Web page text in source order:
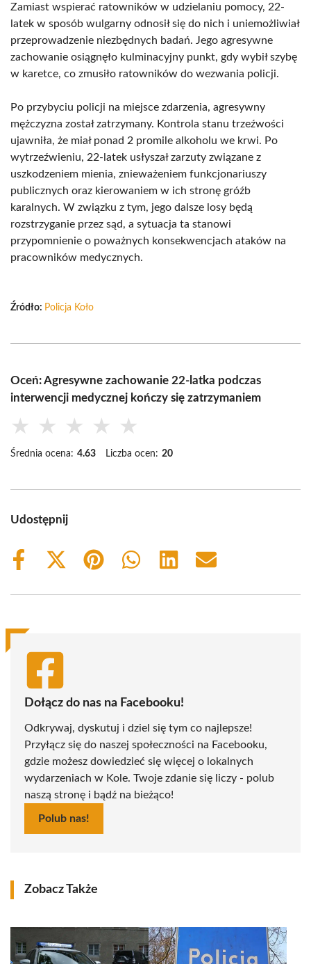
Zamiast wspierać ratowników w udzielaniu pomocy, 22-
latek w sposób wulgarny odnosił się do nich i uniemożliwiał
przeprowadzenie niezbędnych badań. Jego agresywne
zachowanie osiągnęło kulminacyjny punkt, gdy wybił szybę
w karetce, co zmusiło ratowników do wezwania policji.
Po przybyciu policji na miejsce zdarzenia, agresywny
mężczyzna został zatrzymany. Kontrola stanu trzeźwości
ujawniła, że miał ponad 2 promile alkoholu we krwi. Po
wytrzeźwieniu, 22-latek usłyszał zarzuty związane z
uszkodzeniem mienia, znieważeniem funkcjonariuszy
publicznych oraz kierowaniem w ich stronę gróźb
karalnych. W związku z tym, jego dalsze losy będą
rozstrzyganie przez sąd, a sytuacja ta stanowi
przypomnienie o poważnych konsekwencjach ataków na
pracowników medycznych.
Źródło: Policja Koło
Oceń: Agresywne zachowanie 22-latka podczas
interwencji medycznej kończy się zatrzymaniem
★ ★ ★ ★ ★
Średnia ocena: 4.63 Liczba ocen: 20
Udostępnij
Share
Share
(Twitter)
Share
Share
Share
Share
Dołącz do nas na Facebooku!
Odkrywaj, dyskutuj i dziel się tym co najlepsze!
Przyłącz się do naszej społeczności na Facebooku,
gdzie możesz dowiedzieć się więcej o lokalnych
wydarzeniach w Kole. Twoje zdanie się liczy - polub
naszą stronę i bądź na bieżąco!
Polub nas!
Zobacz Także